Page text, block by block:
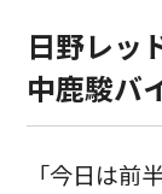
日野レッ
中鹿駿バ
「今日は前